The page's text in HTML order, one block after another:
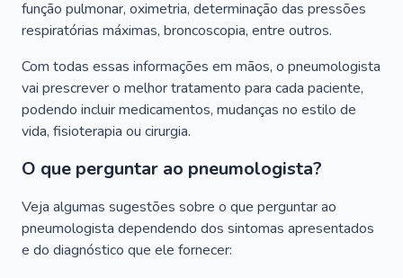
função pulmonar, oximetria, determinação das pressões
respiratórias máximas, broncoscopia, entre outros.
Com todas essas informações em mãos, o pneumologista
vai prescrever o melhor tratamento para cada paciente,
podendo incluir medicamentos, mudanças no estilo de
vida, fisioterapia ou cirurgia.
O que perguntar ao pneumologista?
Veja algumas sugestões sobre o que perguntar ao
pneumologista dependendo dos sintomas apresentados
e do diagnóstico que ele fornecer: